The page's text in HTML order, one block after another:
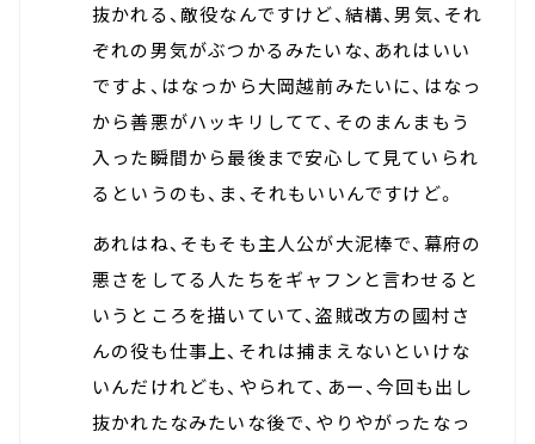
抜かれる、敵役なんですけど、結構、男気、それ
ぞれの男気がぶつかるみたいな、あれはいい
ですよ、はなっから大岡越前みたいに、はなっ
から善悪がハッキリしてて、そのまんまもう
入った瞬間から最後まで安心して見ていられ
るというのも、ま、それもいいんですけど。
あれはね、そもそも主人公が大泥棒で、幕府の
悪さをしてる人たちをギャフンと言わせると
いうところを描いていて、盗賊改方の國村さ
んの役も仕事上、それは捕まえないといけな
いんだけれども、やられて、あー、今回も出し
抜かれたなみたいな後で、やりやがったなっ